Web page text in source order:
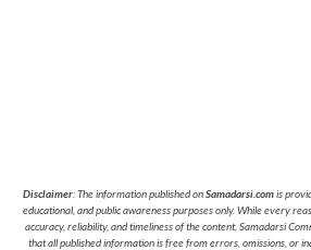
Disclaimer: The information published onSamadarsi.comis
educational, and public awareness purposes only. While every
accuracy, reliability, and timeliness of the content, Samadarsi
that all published information is free from errors, omissions, or